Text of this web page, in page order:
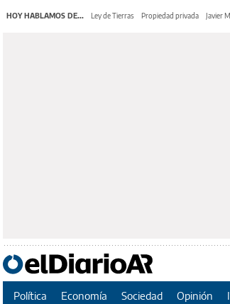
HOY HABLAMOS DE... Ley de Tierras Propiedad privada Javier
Política Economía Sociedad Opinión